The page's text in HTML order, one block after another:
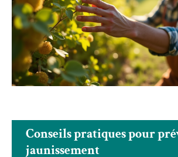
Conseils pratiques pour
jaunissement